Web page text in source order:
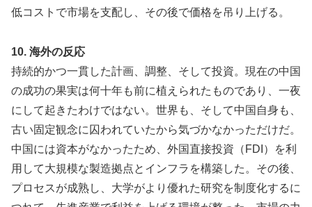
低コストで市場を支配し、その後で価格を吊り上げる。
10. 海外の反応
持続的かつ一貫した計画、調整、そして投資。現在の中国
の成功の果実は何十年も前に植えられたものであり、一夜
にして起きたわけではない。世界も、そして中国自身も、
古い固定観念に囚われていたから気づかなかっただけだ。
中国には資本がなかったため、外国直接投資（FDI）を利
用して大規模な製造拠点とインフラを構築した。その後、
プロセスが成熟し、大学がより優れた研究を制度化するに